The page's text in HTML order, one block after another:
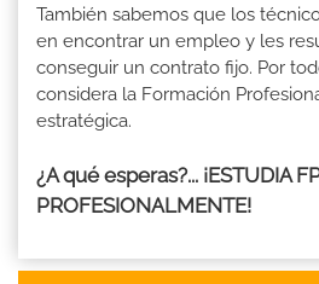
También sabemos que los
en encontrar un empleo y les
conseguir un contrato fijo. Por
considera la Formación
estratégica.
¿A qué esperas?... ¡ESTUDIA
PROFESIONALMENTE!